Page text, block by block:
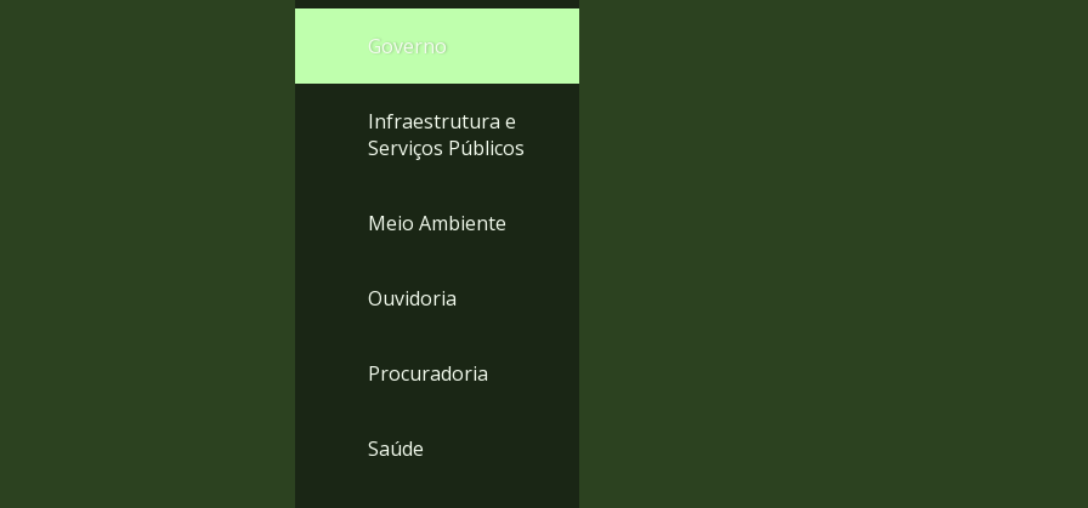
Governo
Infraestrutura e
Serviços Públicos
Meio Ambiente
Ouvidoria
Procuradoria
Saúde